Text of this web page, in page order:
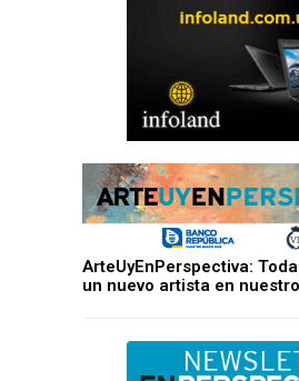
ArteUyEnPerspectiva:
un nuevo artista en